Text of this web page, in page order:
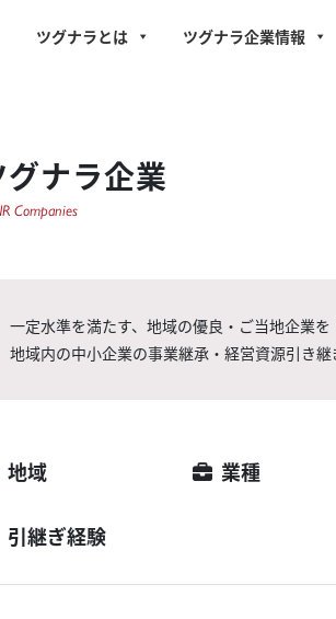
ツグナラとは ツグナラ企業情報
ナラ企業
Companies
一定水準を満たす、地域の優良・ご当地企業
地域内の中小企業の事業継承・経営資源引き
地域 業種
引継ぎ経験